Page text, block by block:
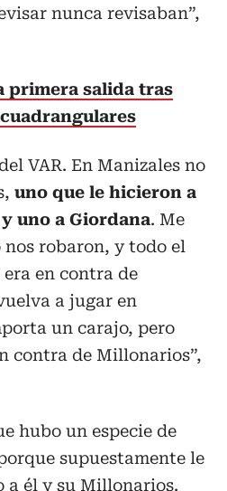
nunca revisaban”,
salida tras
VAR. En Manizales no
uno que le hicieron a
uno a Giordana. Me
robaron, y todo el
en contra de
a jugar en
un carajo, pero
contra de Millonarios”,
hubo un especie de
supuestamente le
él y su Millonarios.